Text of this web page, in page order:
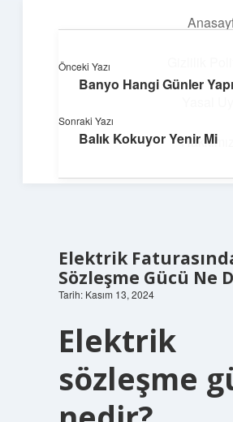
Huzurlu Yaşam
Hayatına ferahlık katan
Elektrik
Sözleşme Gücü Ne
Tarih: Kasım 13, 2024
Elektrik
sözleşme
Önceki Yazı
Banyo Hangi Günler
Sonraki Yazı
Balık Kokuyor Yenir Mi